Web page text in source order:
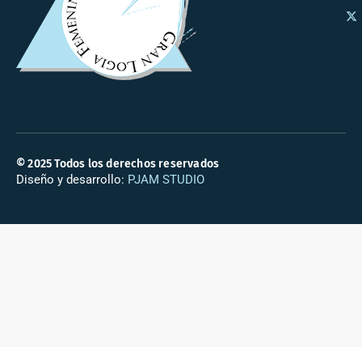
© 2025 Todos los derechos reservados
Diseño y desarrollo: PJAM STUDIO